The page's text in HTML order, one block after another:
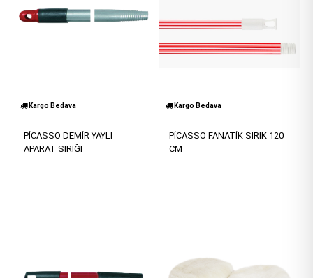
Kargo Bedava
PİCASSO DEMİR YAYLI
APARAT SIRIĞI
Kargo Bedava
PİCASSO FANATİK SIRIK 120
CM